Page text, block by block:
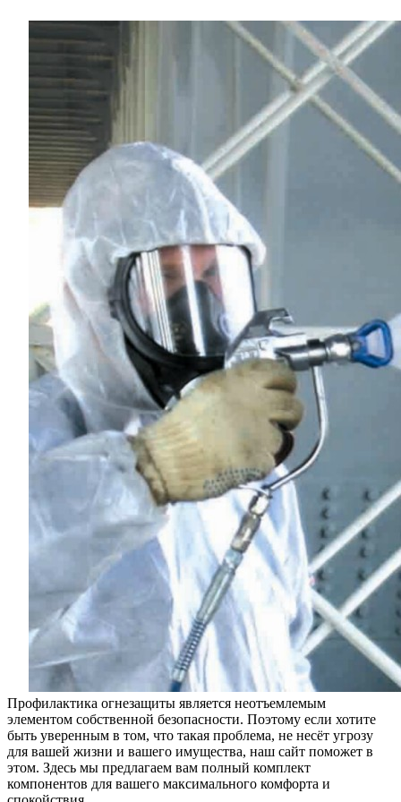
Профилактика огнезащиты является неотъемлемым
элементом собственной безопасности. Поэтому если хотите
быть уверенным в том, что такая проблема, не несёт угрозу
для вашей жизни и вашего имущества, наш сайт поможет в
этом. Здесь мы предлагаем вам полный комплект
компонентов для вашего максимального комфорта и